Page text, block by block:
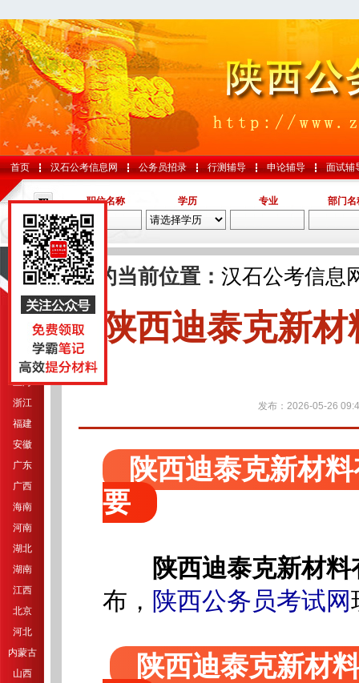
首页 汉石公考信息网 公务员招录 行测辅导 申论辅导 面试辅
职位名称 学历 专业 部门名
导航
江苏
上海
浙江
福建
安徽
广东
广西
海南
河南
湖北
湖南
江西
北京
河北
内蒙古
山西
您的当前位置： 汉石公考信息
陕西迪泰克新
发布：2026-05-26
陕西迪泰克新材
要
陕西迪泰克新材
布， 陕西公务员考试网
陕西迪泰克新材